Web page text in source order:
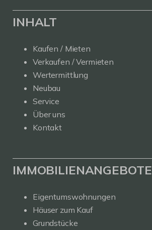
INHALT
Kaufen / Mieten
Verkaufen / Vermieten
Wertermittlung
Neubau
Service
Über uns
Kontakt
IMMOBILIENANGEBOTE
Eigentumswohnungen
Häuser zum Kauf
Grundstücke